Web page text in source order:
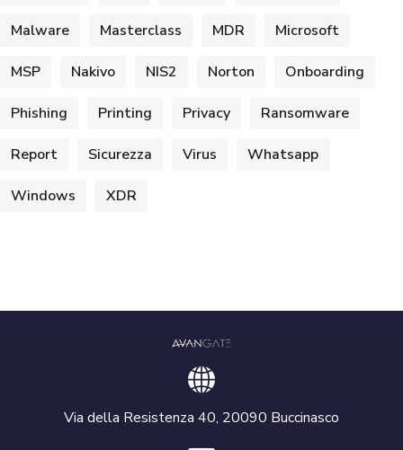
Malware Masterclass MDR Microsoft
MSP Nakivo NIS2 Norton Onboarding
Phishing Printing Privacy Ransomware
Report Sicurezza Virus Whatsapp
Windows XDR
Via della Resistenza 40, 20090 Buccinasco